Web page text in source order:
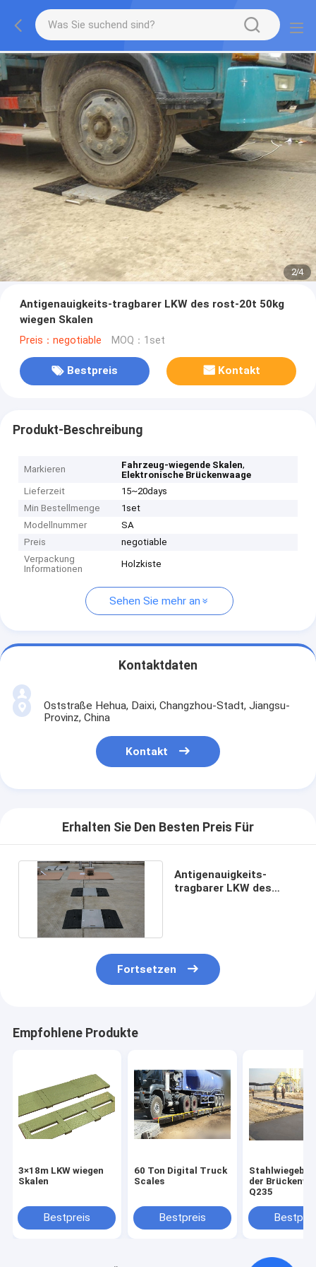
2/4
Antigenauigkeits-tragbarer LKW des rost-20t 50kg
wiegen Skalen
Preis：negotiable MOQ：1set
Bestpreis Kontakt
Produkt-Beschreibung
Markieren Fahrzeug-wiegende Skalen,
Elektronische Brückenwaage
Lieferzeit
15~20days
Min Bestellmenge
1set
Modellnummer
SA
Preis
negotiable
Verpackung
Informationen
Holzkiste
Sehen Sie mehr an
Kontaktdaten
Oststraße Hehua, Daixi, Changzhou-Stadt, Jiangsu-
Provinz, China
Kontakt
Erhalten Sie Den Besten Preis Für
Antigenauigkeits-
tragbarer LKW des
Fortsetzen
Empfohlene Produkte
3×18m LKW wiegen
Skalen
Bestpreis
60 Ton Digital Truck
Scales
Bestpreis
der
Q235